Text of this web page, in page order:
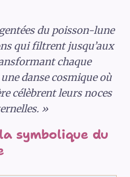
du poisson-lune
qui filtrent jusqu’aux
chaque
danse cosmique où
célèbrent leurs noces
»
symbolique du